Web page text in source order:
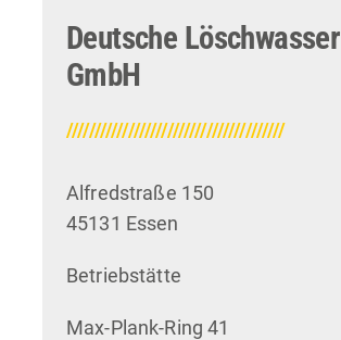
Deutsche Löschwasser
GmbH
///////////////////////////////////////
Alfredstraße 150
45131 Essen
Betriebstätte
Max-Plank-Ring 41